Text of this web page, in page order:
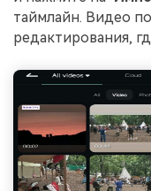
таймлайн. Видео
редактирования,